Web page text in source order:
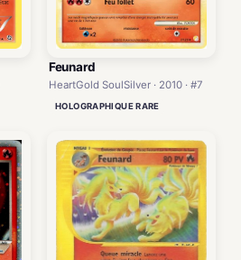
Feunard
HeartGold SoulSilver · 2010 · #7
HOLOGRAPHIQUE RARE